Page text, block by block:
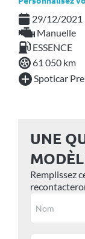
29/12/2021
Manuelle
ESSENCE
61 050 km
Spoticar
UNE
Remplissez